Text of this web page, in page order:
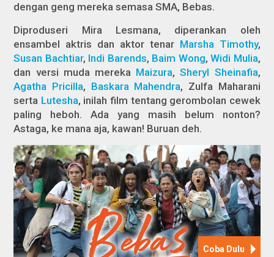
dengan geng mereka semasa SMA, Bebas.
Diproduseri Mira Lesmana, diperankan oleh
ensambel aktris dan aktor tenar Marsha Timothy,
Susan Bachtiar, Indi Barends, Baim Wong,Widi Mulia,
dan versi muda mereka Maizura,Sheryl Sheinafia,
Agatha Pricilla, Baskara Mahendra, Zulfa Maharani
serta Lutesha, inilah film tentang gerombolan cewek
paling heboh. Ada yang masih belum nonton?
Astaga, ke mana aja, kawan! Buruan deh.